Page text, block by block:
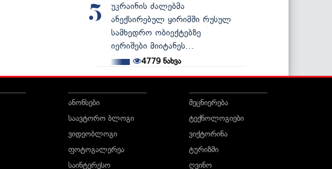
5
უკრაინის ძალებმა
ანექსირებულ ყირიმში რუსულ
სამხედრო ობიექტებზე
იერიშები მიიტანეს...
4779 ნახვა
ანონსები
საავტორო ბლოგი
ვიდეობლოგი
ფოტოგალერეა
საინტერესო
მეცნიერება
ტექნოლოგიები
ვიქტორინა
ტურიზმი
ღვინო